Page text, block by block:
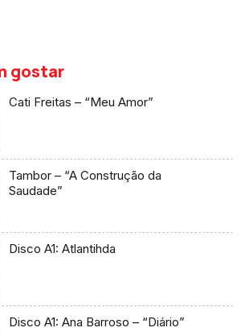
gostar
Cati Freitas – “Meu Amor”
Tambor – “A Construção da
Saudade”
Disco A1: Atlantihda
Disco A1: Ana Barroso – “Diário”